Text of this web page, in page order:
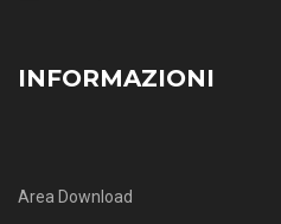
INFORMAZIONI
Area Download